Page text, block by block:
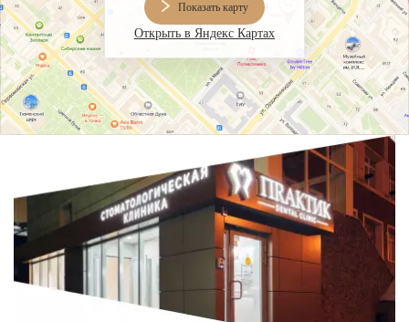
Показать карту
Открыть в Яндекс Картах